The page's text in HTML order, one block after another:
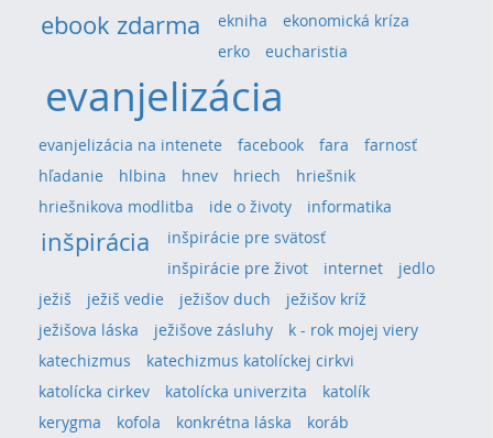
ebook zdarma ekniha
ekonomická kríza
erko
eucharistia
evanjelizácia
evanjelizácia na intenete facebook fara
farnosť
hľadanie
hlbina hnev hriech
hriešnik
hriešnikova modlitba
ide o životy informatika
inšpirácia
inšpirácie pre svätosť
inšpirácie pre život
internet
jedlo
ježiš
ježiš vedie ježišov duch
ježišov kríž
ježišova láska
ježišove zásluhy
k - rok mojej viery
katechizmus
katechizmus katolíckej cirkvi
katolícka cirkev
katolícka univerzita
katolík
kerygma
kofola konkrétna láska
koráb